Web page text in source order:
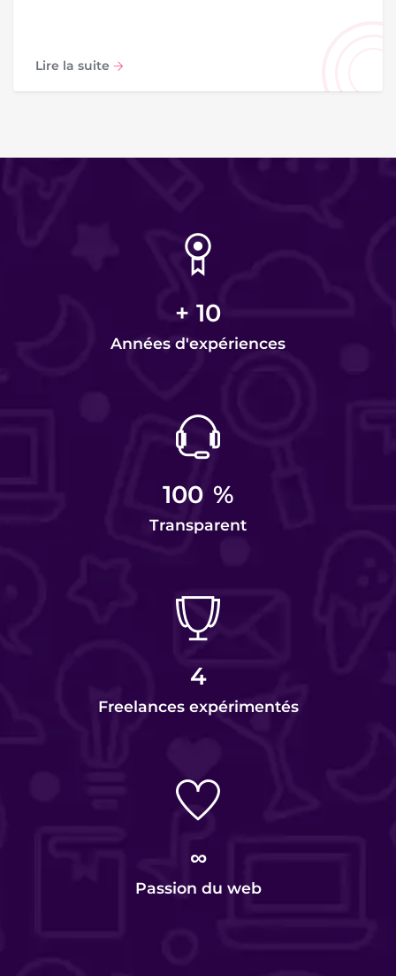
Lire la suite
+ 10
Années d'expériences
100 %
Transparent
4
Freelances expérimentés
∞
Passion du web